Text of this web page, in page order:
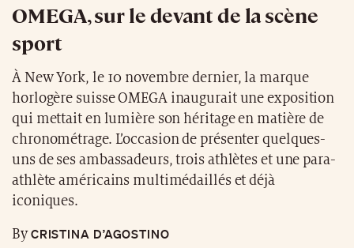
OMEGA, sur le devant de la scène
sport
À New York, le 10 novembre dernier, la marque
horlogère suisse OMEGA inaugurait une exposition
qui mettait en lumière son héritage en matière de
chronométrage. L’occasion de présenter quelques-
uns de ses ambassadeurs, trois athlètes et une para-
athlète américains multimédaillés et déjà
iconiques.
ByCRISTINA D’AGOSTINO